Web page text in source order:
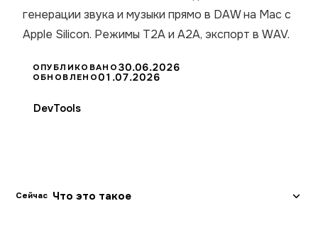
генерации звука и музыки прямо в DAW на Mac с
Apple Silicon. Режимы T2A и A2A, экспорт в WAV.
ОПУБЛИКОВАНО 30.06.2026
ОБНОВЛЕНО01.07.2026
DevTools
Сейчас Что это такое